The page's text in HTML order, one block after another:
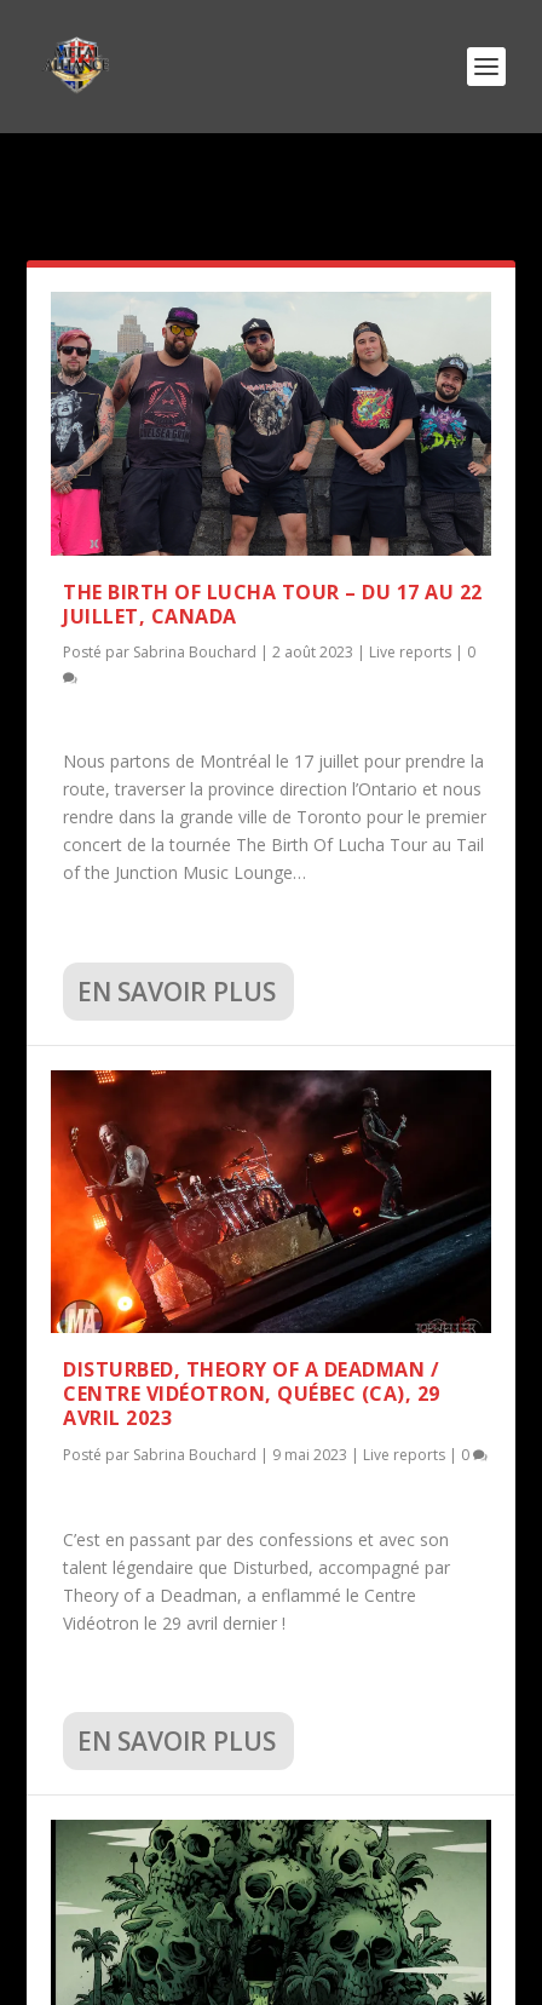
THE BIRTH OF LUCHA TOUR – DU 17 AU 22
JUILLET, CANADA
Posté par Sabrina Bouchard |2 août 2023 | Live reports | 0
Nous partons de Montréal le 17 juillet pour prendre la
route, traverser la province direction l’Ontario et nous
rendre dans la grande ville de Toronto pour le premier
concert de la tournée The Birth Of Lucha Tour au Tail
of the Junction Music Lounge…
EN SAVOIR PLUS
DISTURBED, THEORY OF A DEADMAN /
CENTRE VIDÉOTRON, QUÉBEC (CA), 29
AVRIL 2023
Posté par Sabrina Bouchard | 9 mai 2023 | Live reports | 0
C’est en passant par des confessions et avec son
talent légendaire que Disturbed, accompagné par
Theory of a Deadman, a enflammé le Centre
Vidéotron le 29 avril dernier !
EN SAVOIR PLUS